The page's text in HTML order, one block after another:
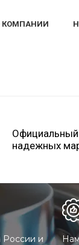
КОМПАНИИ
надежных
России и